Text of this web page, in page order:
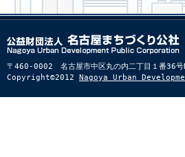
〒460-0002 名古屋市中区丸の内二丁目１番
Copyright©2012 Nagoya Urban